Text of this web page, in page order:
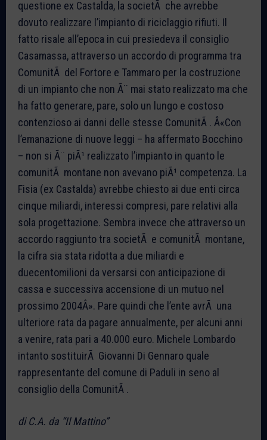
questione ex Castalda, la societÃ che avrebbe
dovuto realizzare l’impianto di riciclaggio rifiuti. Il
fatto risale all’epoca in cui presiedeva il consiglio
Casamassa, attraverso un accordo di programma tra
ComunitÃ del Fortore e Tammaro per la costruzione
di un impianto che non Ã¨ mai stato realizzato ma che
ha fatto generare, pare, solo un lungo e costoso
contenzioso ai danni delle stesse ComunitÃ . Â«Con
l’emanazione di nuove leggi – ha affermato Bocchino
– non si Ã¨ piÃ¹ realizzato l’impianto in quanto le
comunitÃ montane non avevano piÃ¹ competenza. La
Fisia (ex Castalda) avrebbe chiesto ai due enti circa
cinque miliardi, interessi compresi, pare relativi alla
sola progettazione. Sembra invece che attraverso un
accordo raggiunto tra societÃ e comunitÃ montane,
la cifra sia stata ridotta a due miliardi e
duecentomilioni da versarsi con anticipazione di
cassa e successiva accensione di un mutuo nel
prossimo 2004Â». Pare quindi che l’ente avrÃ una
ulteriore rata da pagare annualmente, per alcuni anni
a venire, rata pari a 40.000 euro. Michele Lombardo
intanto sostituirÃ Giovanni Di Gennaro quale
rappresentante del comune di Paduli in seno al
consiglio della ComunitÃ .
di C.A. da “Il Mattino”